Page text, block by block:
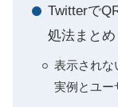
Twitterで
処法まとめ
表示されな
実例とユー